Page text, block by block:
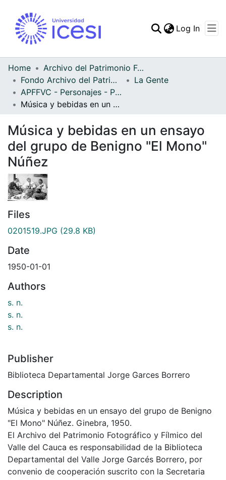
Statistics
Log In
Home
Archivo del Patrimonio Fotográfico y Fílmico del Valle del Cauca
Fondo Archivo del Patrimonio Fotográfico y Fílmico del Valle del Cauca
La Gente
APFFVC - Personajes - Patrimonial
Música y bebidas en un ensayo del grupo de Benigno "El Mono" Núñez
Música y bebidas en un ensayo
del grupo de Benigno "El Mono"
Núñez
Files
0201519.JPG (29.8 KB)
Date
1950-01-01
Authors
s. n.
s. n.
s. n.
Publisher
Biblioteca Departamental Jorge Garces Borrero
Description
Música y bebidas en un ensayo del grupo de Benigno
"El Mono" Núñez. Ginebra, 1950.
El Archivo del Patrimonio Fotográfico y Fílmico del
Valle del Cauca es responsabilidad de la Biblioteca
Departamental del Valle Jorge Garcés Borrero, por
convenio de cooperación suscrito con la Secretaria